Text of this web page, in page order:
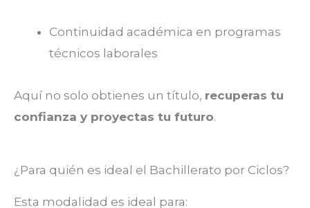
Continuidad académica en programas
técnicos laborales
Aquí no solo obtienes un título, recuperas tu
confianza y proyectas tu futuro.
¿Para quién es ideal el Bachillerato por Ciclos?
Esta modalidad es ideal para: